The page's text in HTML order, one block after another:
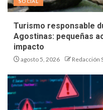
Turismo responsable
Agostinas: pequeñas
impacto
agosto 5, 2026 Redacción